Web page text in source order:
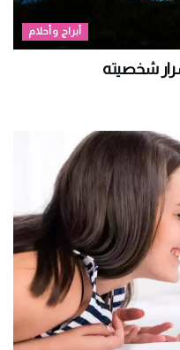
أبراج وأحلام
شخصيته